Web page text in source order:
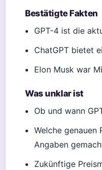
Bestätigte Fakten
GPT-4 ist die
ChatGPT bietet
Elon Musk war
Was unklar ist
Ob und wann
Welche genauen
Angaben
Zukünftige